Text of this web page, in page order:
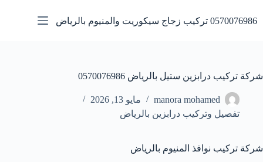
إلى
المحتوى
0570076986 تركيب زجاج سيكوريت والمنيوم بالرياض
شركة تركيب درابزين ستيل بالرياض 0570076986
manora mohamed
مايو 13, 2026
تفصيل وتركيب درابزين بالرياض
شركة تركيب نوافذ المنيوم بالرياض